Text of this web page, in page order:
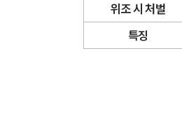
위조 시 처벌
특징